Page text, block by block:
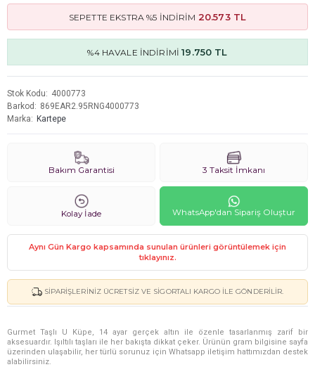
SEPETTE EKSTRA %5 İNDİRİM 20.573 TL
%4 HAVALE İNDİRİMİ19.750 TL
Stok Kodu
4000773
Barkod
869EAR2.95RNG4000773
Marka
Kartepe
Bakım Garantisi 3 Taksit İmkanı
Kolay İade WhatsApp'dan Sipariş Oluştur
Aynı Gün Kargo kapsamında sunulan ürünleri görüntülemek için
tıklayınız.
SIPARIŞLERINIZ ÜCRETSIZ VE SIGORTALI KARGO ILE GÖNDERILIR.
Gurmet Taşlı U Küpe, 14 ayar gerçek altın ile özenle tasarlanmış zarif bir
aksesuardır. Işıltılı taşları ile her bakışta dikkat çeker. Ürünün gram bilgisine sayfa
üzerinden ulaşabilir, her türlü sorunuz için Whatsapp iletişim hattımızdan destek
alabilirsiniz.